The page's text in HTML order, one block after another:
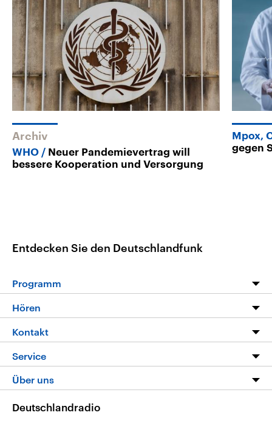
Archiv
WHO
Neuer Pandemievertrag will
bessere Kooperation und Versorgung
Mpox,
gegen
Entdecken Sie den Deutschlandfunk
Programm
Die Nachrichten
Nachrichtenleicht
Neue Beiträge auf dlf.de
Hören
Livestream
Podcasts
Deutschlandfunk App
Nachrichten App
Kontakt
Service
FAQ
Veranstaltungen
Über uns
Deutschlandradio